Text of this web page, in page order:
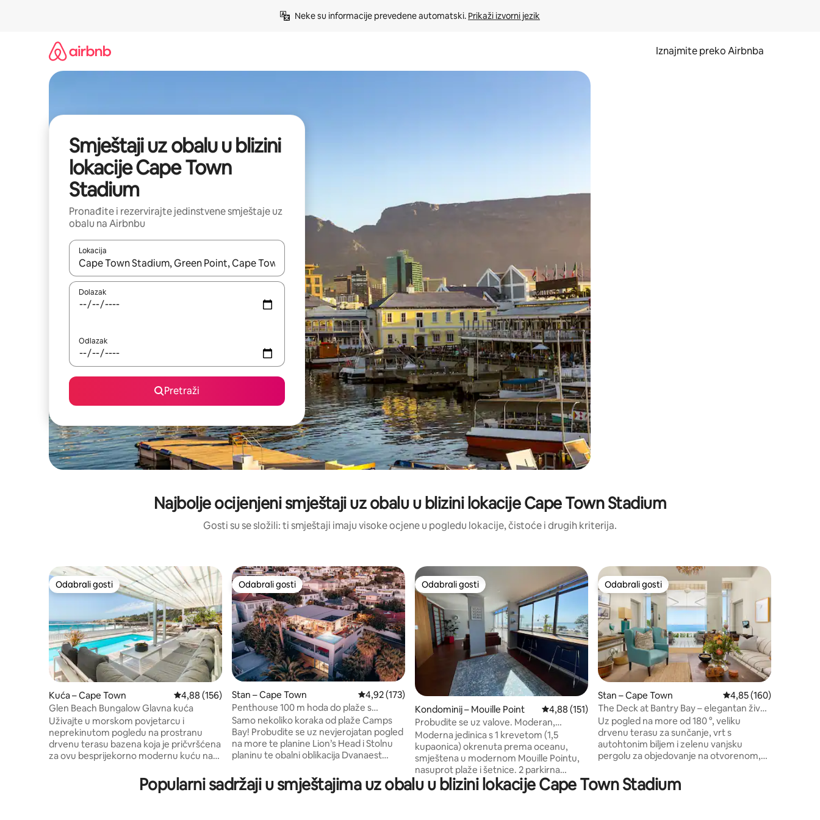
Neke su informacije prevedene automatski. Prikaži izvorni jezik
Iznajmite preko Airbnba
Smještaji uz obalu u blizini
lokacije Cape Town
Stadium
Pronađite i rezervirajte jedinstvene smještaje uz
obalu na Airbnbu
Lokacija
Kada budu dostupni rezultati, moći ćete ih pregledati koristeći se strelicama prema gore i prema dolje, kao i dodirom ili prelaskom prstom po zaslonu.
Dolazak
Odlazak
Pretraži
Najbolje ocijenjeni smještaji uz obalu u blizini lokacije Cape Town Stadium
Gosti su se složili: ti smještaji imaju visoke ocjene u pogledu lokacije, čistoće i drugih kriterija.
Odabrali gosti
Odabrali gosti
Kuća – Cape Town Prosječna ocjena: 4,88/5, recenzija: 156
4,88 (156)
Glen Beach Bungalow Glavna kuća
Uživajte u morskom povjetarcu i
neprekinutom pogledu na prostranu
drvenu terasu bazena koja je pričvršćena
za ovu besprijekorno modernu kuću na
valova. Unutarnji prostori, protežu se u
otvorenim dnevnim prostorima s dva
Odabrali gosti
Odabrali gosti
Stan – Cape Town Prosječna ocjena: 4,92/5, recenzija: 173
4,92 (173)
Penthouse 100 m hoda do plaže s
bazenom i saunom
Samo nekoliko koraka od plaže Camps
Bay! Probudite se uz nevjerojatan pogled
na more te planine Lion’s Head i Stolnu
planinu te obalni oblikacija Dvanaest
opuštajući se uz bazen, roštiljajući ili
uživajući u pizzi ravno iz pećnice za pizzu
Odabrali gosti
Odabrali gosti
Kondominij – Mouille Point Prosječna ocjena: 4,88/5, recenzija: 151
4,88 (151)
Probudite se uz valove. Moderan,
prostran, pogled na more
Moderna jedinica s 1 krevetom (1,5
kupaonica) okrenuta prema oceanu,
smještena u modernom Mouille Pointu,
nasuprot plaže i šetnice. 2 parkirna
mjesta. Nevjerojatan pogled. Nalazi se na
pješačkoj udaljenosti od stadiona CT,
Odabrali gosti
Odabrali gosti
Stan – Cape Town Prosječna ocjena:
4,85 (160)
The Deck at Bantry Bay – elegantan život
uz ocean.
Uz pogled na more od 180 °, veliku
drvenu terasu za sunčanje, vrt s
autohtonim biljem i zelenu vanjsku
pergolu za objedovanje na otvorenom,
prepustite načinu života u Capeu.
Zakoračite u prekrasan smještaj s
Popularni sadržaji u smještajima uz obalu u blizini lokacije Cape Town Stadium